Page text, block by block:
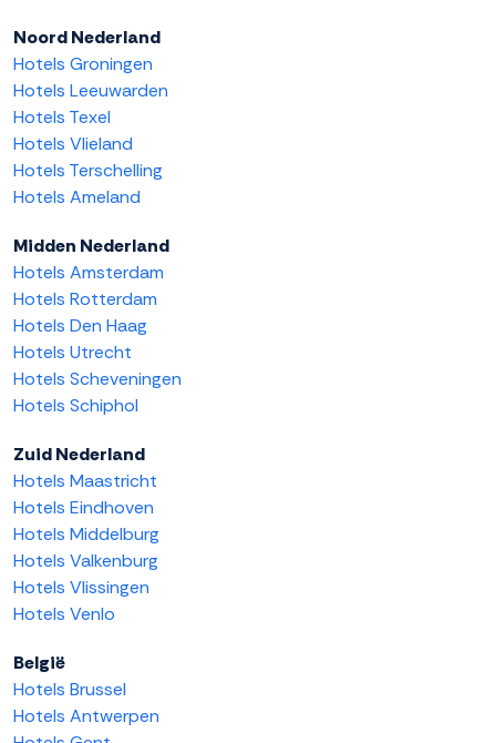
Noord Nederland
Hotels Groningen
Hotels Leeuwarden
Hotels Texel
Hotels Vlieland
Hotels Terschelling
Hotels Ameland
Midden Nederland
Hotels Amsterdam
Hotels Rotterdam
Hotels Den Haag
Hotels Utrecht
Hotels Scheveningen
Hotels Schiphol
Zuid Nederland
Hotels Maastricht
Hotels Eindhoven
Hotels Middelburg
Hotels Valkenburg
Hotels Vlissingen
Hotels Venlo
België
Hotels Brussel
Hotels Antwerpen